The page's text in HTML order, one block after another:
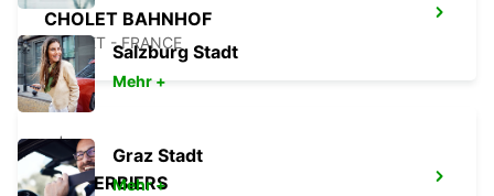
CHOLET BAHNHOF
CHOLET - FRANCE
LES HERBIERS
Salzburg Stadt
Mehr +
Graz Stadt
Mehr +